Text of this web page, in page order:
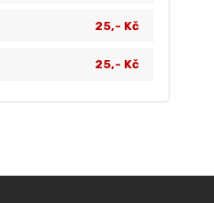
25,- Kč
25,- Kč